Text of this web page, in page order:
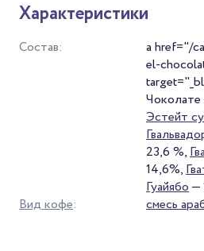
Характеристики
Состав:
a href="/
el-
Эстейт
23,6 %,
14,6%,
Гуайябо—
Вид кофе: смесь